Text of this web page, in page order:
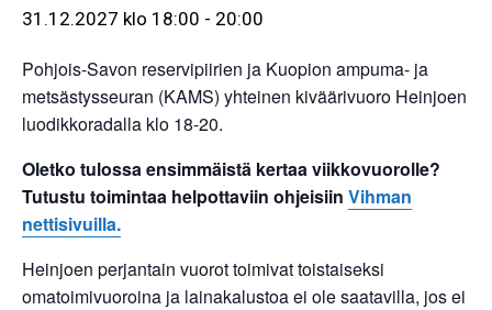
31.12.2027 klo 18:00 - 20:00
Pohjois-Savon reservipiirien ja Kuopion ampuma- ja
metsästysseuran (KAMS) yhteinen kiväärivuoro Heinjoen
luodikkoradalla klo 18-20.
Oletko tulossa ensimmäistä kertaa viikkovuorolle?
Tutustu toimintaa helpottaviin ohjeisiin Vihman
nettisivuilla.
Heinjoen perjantain vuorot toimivat toistaiseksi
omatoimivuoroina ja lainakalustoa ei ole saatavilla, jos ei